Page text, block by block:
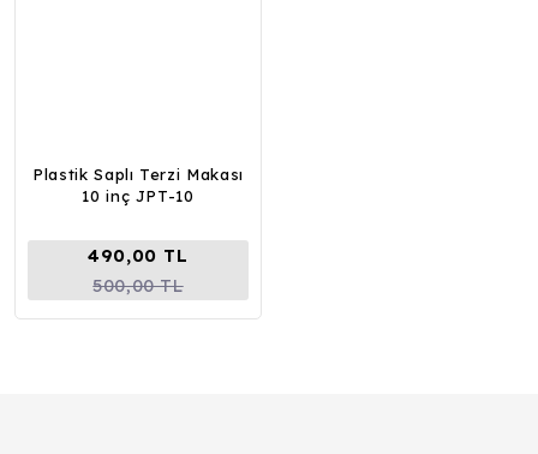
Plastik Saplı Terzi Makası
10 inç JPT-10
490,00 TL
500,00 TL